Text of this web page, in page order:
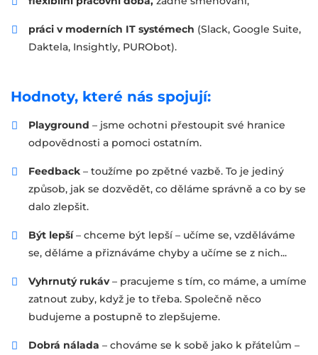
práci v moderních IT systémech (Slack, Google Suite,
Daktela, Insightly, PURObot).
Hodnoty, které nás spojují:
Playground – jsme ochotni přestoupit své hranice
odpovědnosti a pomoci ostatním.
Feedback – toužíme po zpětné vazbě. To je jediný
způsob, jak se dozvědět, co děláme správně a co by se
dalo zlepšit.
Být lepší– chceme být lepší – učíme se, vzděláváme
se, děláme a přiznáváme chyby a učíme se z nich...
Vyhrnutý rukáv– pracujeme s tím, co máme, a umíme
zatnout zuby, když je to třeba. Společně něco
budujeme a postupně to zlepšujeme.
Dobrá nálada – chováme se k sobě jako k přátelům –